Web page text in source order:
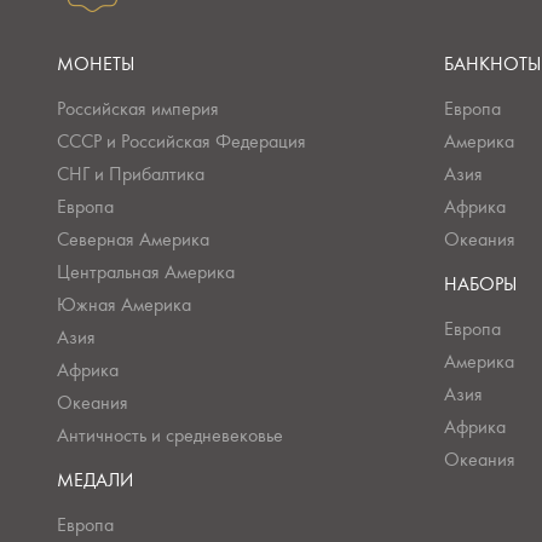
МОНЕТЫ
Российская империя
СССР и Российская Федерация
СНГ и Прибалтика
Европа
Северная Америка
Центральная Америка
Южная Америка
Азия
Африка
Океания
Античность и средневековье
МЕДАЛИ
Европа
БАНКНОТЫ
Европа
Америка
Азия
Африка
Океания
НАБОРЫ
Европа
Америка
Азия
Африка
Океания